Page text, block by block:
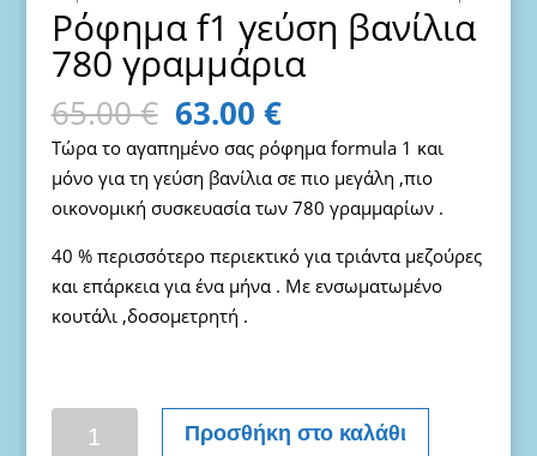
Ρόφημα f1 γεύση βανίλια
780 γραμμάρια
65.00€ Original
price
was:
65.00 €.
63.00 €Η
τρέχουσα
τιμή
είναι:
63.00 €.
Τώρα το αγαπημένο σας ρόφημα formula 1 και
μόνο για τη γεύση βανίλια σε πιο μεγάλη ,πιο
οικονομική συσκευασία των 780 γραμμαρίων .
40 % περισσότερο περιεκτικό για τριάντα μεζούρες
και επάρκεια για ένα μήνα . Με ενσωματωμένο
κουτάλι ,δοσομετρητή .
Προσθήκη στο καλάθι